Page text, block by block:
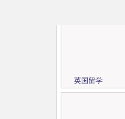
英国留学